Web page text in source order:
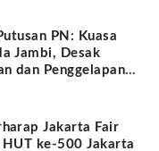
PN: Kuasa
Jambi, Desak
dan Penggelapan
Jakarta Fair
ke-500 Jakarta